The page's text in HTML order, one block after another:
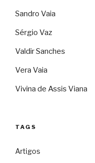
Sandro Vaia
Sérgio Vaz
Valdir Sanches
Vera Vaia
Vivina de Assis Viana
TAGS
Artigos